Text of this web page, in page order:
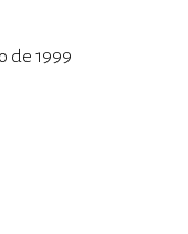
de 1999